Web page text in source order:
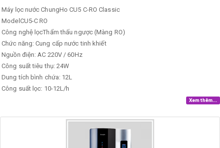
Máy lọc nước ChungHo CU5 C-RO Classic
ModelCU5-C RO
Công nghệ lọcThẩm thấu ngược (Màng RO)
Chức năng: Cung cấp nước tinh khiết
Nguồn điện: AC 220V / 60Hz
Công suất tiêu thụ: 24W
Dung tích bình chứa: 12L
Công suất lọc: 10-12L/h
Xem thêm...